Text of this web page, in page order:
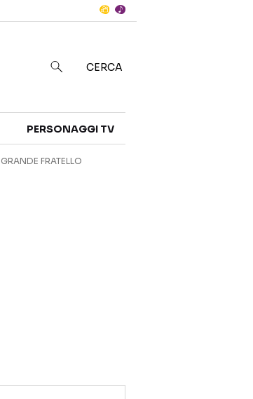
CERCA
PERSONAGGI TV
GRANDE FRATELLO